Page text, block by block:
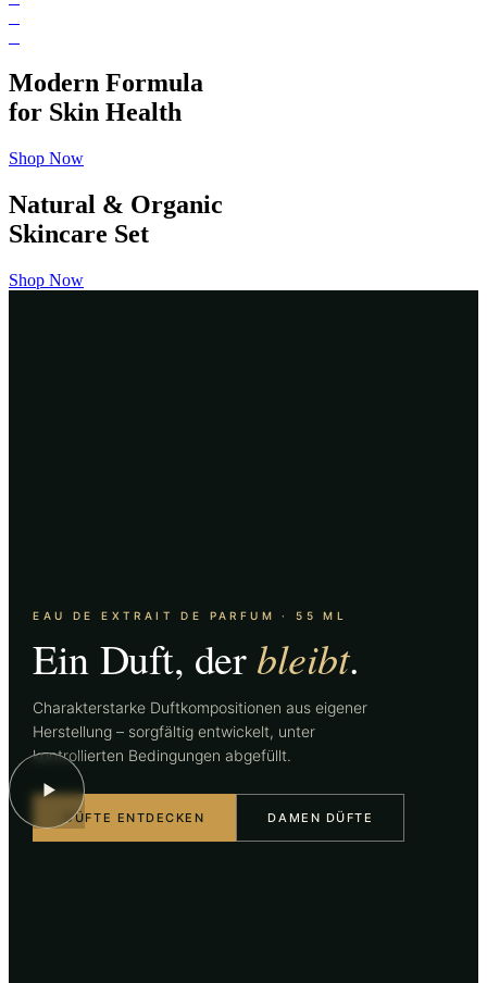
Modern Formula
for Skin Health
Shop Now
Natural & Organic
Skincare Set
Shop Now
EAU DE EXTRAIT DE PARFUM · 55 ML
Ein Duft, derbleibt.
Charakterstarke Duftkompositionen aus eigener
Herstellung – sorgfältig entwickelt, unter
kontrollierten Bedingungen abgefüllt.
DÜFTE ENTDECKEN DAMEN DÜFTE